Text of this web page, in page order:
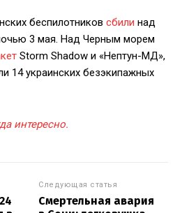
беспилотников сбили над
3 мая. Над Черным морем
Storm Shadow и «Нептун-МД»,
14 украинских безэкипажных
интересно.
Следующая статья
Смертельная авария